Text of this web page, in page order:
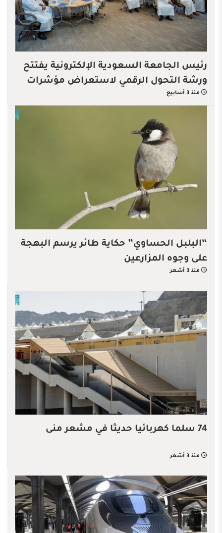
رئيس الجامعة السعودية الإلكترونية يفتتح
ورشة التحول الرقمي لاستعراض مؤشرات
الأداء الرقمية
منذ 3 أسابيع
“البلبل الحساوي” حكاية طائر يرسم البهجة
على وجوه المزارعين
منذ 3 أشهر
74 سلما كهربائيا حديثا في مشعر منى
منذ 3 أشهر